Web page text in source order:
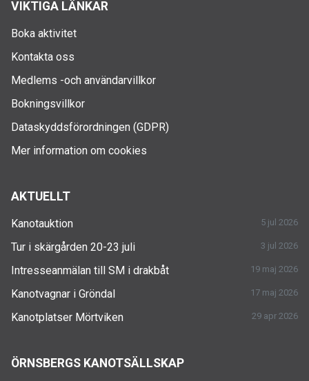
VIKTIGA LÄNKAR
Boka aktivitet
Kontakta oss
Medlems -och användarvillkor
Bokningsvillkor
Dataskyddsförordningen (GDPR)
Mer information om cookies
AKTUELLT
Kanotauktion 5 jul 2026
Tur i skärgården 20-23 juli 3 jul 2026
Intresseanmälan till SM i drakbåt 19 maj 2026
Kanotvagnar i Gröndal 17 maj 2026
Kanotplatser Mörtviken 29 apr 2026
ÖRNSBERGS KANOTSÄLLSKAP